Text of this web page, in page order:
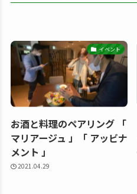
イベント
お酒と料理のペアリング 「
マリアージュ 」「 アッビナ
メント 」
2021.04.29